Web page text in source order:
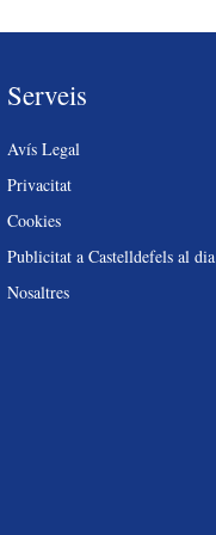
Serveis
Avís Legal
Privacitat
Cookies
Publicitat a Castelldefels al dia
Nosaltres